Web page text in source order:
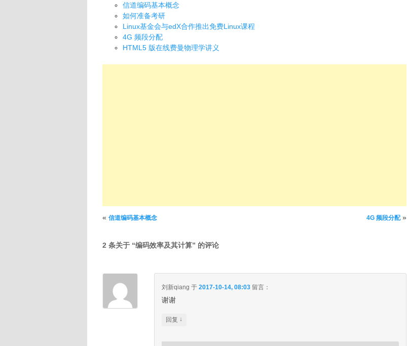
信道编码基本概念
如何准备考研
Linux基金会与edX合作推出免费Linux课程
4G 频段分配
HTML5 版在线费曼物理学讲义
文章导航
« 信道编码基本概念 4G 频段分配»
2 条关于 “编码效率及其计算” 的评论
刘新qiang 于 2017-10-14, 08:03 留言：
谢谢
回复 ↓